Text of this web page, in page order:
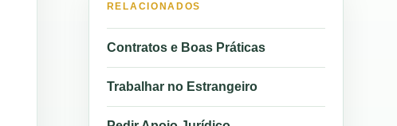
RELACIONADOS
Contratos e Boas Práticas
Trabalhar no Estrangeiro